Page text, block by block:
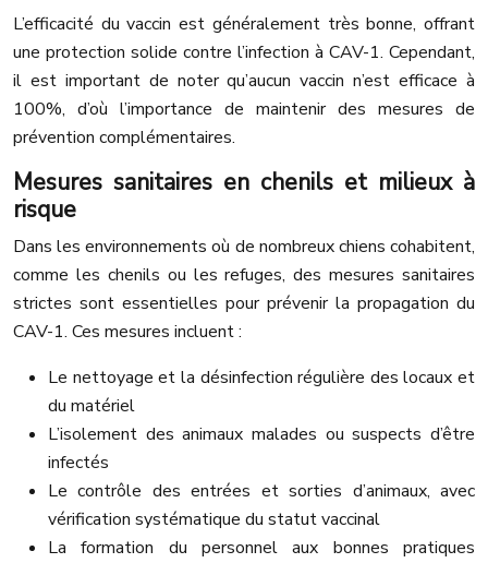
L’efficacité du vaccin est généralement très bonne, offrant
une protection solide contre l’infection à CAV-1. Cependant,
il est important de noter qu’aucun vaccin n’est efficace à
100%, d’où l’importance de maintenir des mesures de
prévention complémentaires.
Mesures sanitaires en chenils et milieux à
risque
Dans les environnements où de nombreux chiens cohabitent,
comme les chenils ou les refuges, des mesures sanitaires
strictes sont essentielles pour prévenir la propagation du
CAV-1. Ces mesures incluent :
Le nettoyage et la désinfection régulière des locaux et
du matériel
L’isolement des animaux malades ou suspects d’être
infectés
Le contrôle des entrées et sorties d’animaux, avec
vérification systématique du statut vaccinal
La formation du personnel aux bonnes pratiques